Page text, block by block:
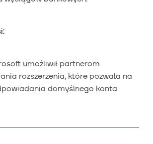
umożliwił partnerom
rozszerzenia, które pozwala na
domyślnego konta